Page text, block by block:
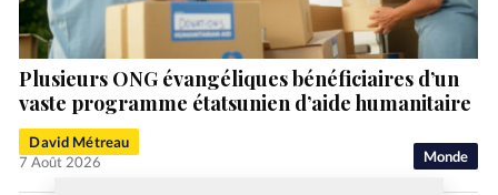
Monde
Plusieurs ONG évangéliques bénéficiaires d’un
vaste programme étatsunien d’aide humanitaire
David Métreau
7 Août 2026